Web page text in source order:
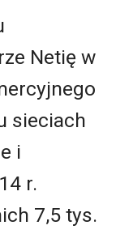
Netię w
sieciach
i
r.
7,5 tys.